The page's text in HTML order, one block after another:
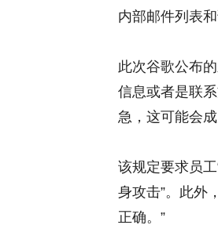
内部邮件列表
此次谷歌公布
信息或者是联
急，这可能会
该规定要求员
身攻击”。此外
正确。”